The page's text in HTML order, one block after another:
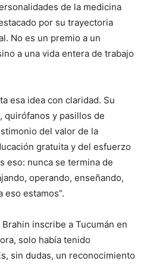
de la medicina
por su trayectoria
No es un premio a un
a una vida entera de trabajo
esa idea con claridad. Su
quirófanos y pasillos de
del valor de la
gratuita y del esfuerzo
eso: nunca se termina de
operando, enseñando,
eso estamos”.
inscribe a Tucumán en
solo había tenido
sin dudas, un reconocimiento